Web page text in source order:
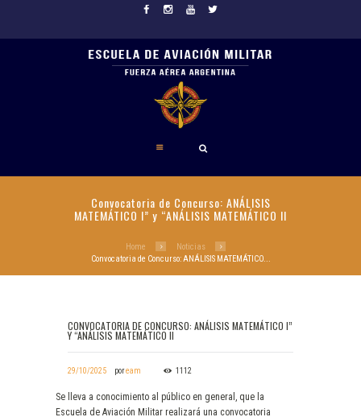
Convocatoria de Concurso: ANÁLISIS
MATEMÁTICO I” y “ANÁLISIS MATEMÁTICO II
Home
Noticias
Convocatoria de Concurso: ANÁLISIS MATEMÁTICO...
CONVOCATORIA DE CONCURSO: ANÁLISIS MATEMÁTICO I”
Y “ANÁLISIS MATEMÁTICO II
29/10/2025 poream 1112
Se lleva a conocimiento al público en general, que la
Escuela de Aviación Militar realizará una convocatoria